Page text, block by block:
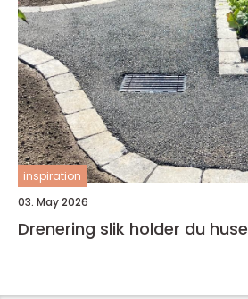
inspiration
03. May 2026
Drenering slik holder